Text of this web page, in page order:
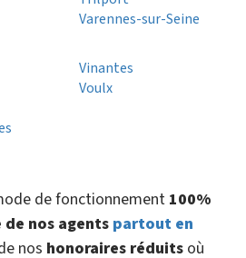
Varennes-sur-Seine
Vinantes
Voulx
de fonctionnement 100%
nos agentspartout en
nos honoraires réduits où